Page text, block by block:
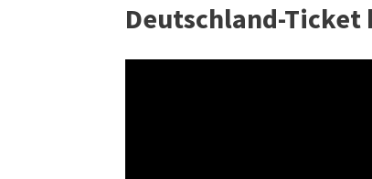
Deutschland-